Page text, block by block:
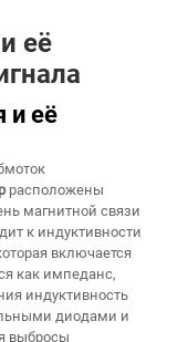
её
и её
расположены
магнитной связи
к индуктивности
включается
как импеданс,
индуктивность
диодами и
выбросы